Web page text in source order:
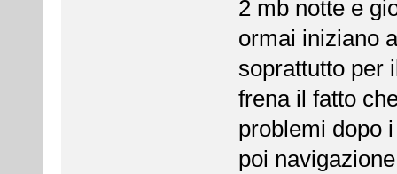
2 mb notte e
ormai iniziano
soprattutto per
frena il fatto
problemi dopo
poi